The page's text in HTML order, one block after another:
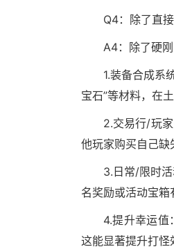
Q4：除了直
A4：除了硬刚
1.装备合成系
宝石”等材料，在
2.交易行/玩
他玩家购买自己缺
3.日常/限时
名奖励或活动宝箱
4.提升幸运值
这能显著提升打怪